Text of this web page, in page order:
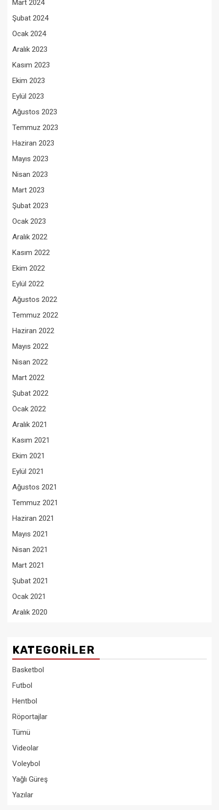
Mart 2024
Şubat 2024
Ocak 2024
Aralık 2023
Kasım 2023
Ekim 2023
Eylül 2023
Ağustos 2023
Temmuz 2023
Haziran 2023
Mayıs 2023
Nisan 2023
Mart 2023
Şubat 2023
Ocak 2023
Aralık 2022
Kasım 2022
Ekim 2022
Eylül 2022
Ağustos 2022
Temmuz 2022
Haziran 2022
Mayıs 2022
Nisan 2022
Mart 2022
Şubat 2022
Ocak 2022
Aralık 2021
Kasım 2021
Ekim 2021
Eylül 2021
Ağustos 2021
Temmuz 2021
Haziran 2021
Mayıs 2021
Nisan 2021
Mart 2021
Şubat 2021
Ocak 2021
Aralık 2020
KATEGORILER
Basketbol
Futbol
Hentbol
Röportajlar
Tümü
Videolar
Voleybol
Yağlı Güreş
Yazılar